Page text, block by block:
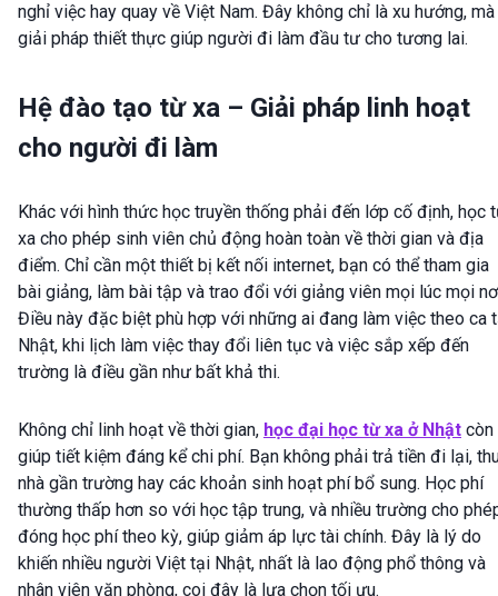
nghỉ việc hay quay về Việt Nam. Đây không chỉ là xu hướng,
giải pháp thiết thực giúp người đi làm đầu tư cho tương lai.
Hệ đào tạo từ xa – Giải pháp linh hoạt
cho người đi làm
Khác với hình thức học truyền thống phải đến lớp cố định, học
xa cho phép sinh viên chủ động hoàn toàn về thời gian và địa
điểm. Chỉ cần một thiết bị kết nối internet, bạn có thể tham gia
bài giảng, làm bài tập và trao đổi với giảng viên mọi lúc mọi
Điều này đặc biệt phù hợp với những ai đang làm việc theo ca
Nhật, khi lịch làm việc thay đổi liên tục và việc sắp xếp đến
trường là điều gần như bất khả thi.
Không chỉ linh hoạt về thời gian, học đại học từ xa ở Nhật còn
giúp tiết kiệm đáng kể chi phí. Bạn không phải trả tiền đi lại,
nhà gần trường hay các khoản sinh hoạt phí bổ sung. Học phí
thường thấp hơn so với học tập trung, và nhiều trường cho
đóng học phí theo kỳ, giúp giảm áp lực tài chính. Đây là lý do
khiến nhiều người Việt tại Nhật, nhất là lao động phổ thông và
nhân viên văn phòng, coi đây là lựa chọn tối ưu.